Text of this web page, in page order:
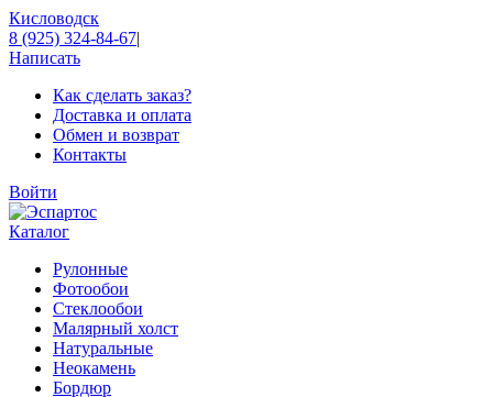
Кисловодск
8 (925) 324-84-67|
Написать
Как сделать заказ?
Доставка и оплата
Обмен и возврат
Контакты
Войти
Каталог
Рулонные
Фотообои
Стеклообои
Малярный холст
Натуральные
Неокамень
Бордюр